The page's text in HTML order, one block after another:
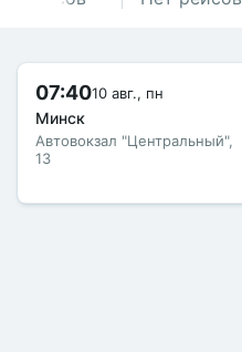
07:4010 авг., пн
Минск
Автовокзал "Центральный",
13